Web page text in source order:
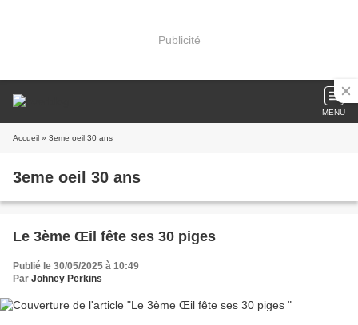
Publicité
MENU
Accueil » 3eme oeil 30 ans
3eme oeil 30 ans
Le 3ème Œil fête ses 30 piges
Publié le 30/05/2025 à 10:49
Par Johney Perkins